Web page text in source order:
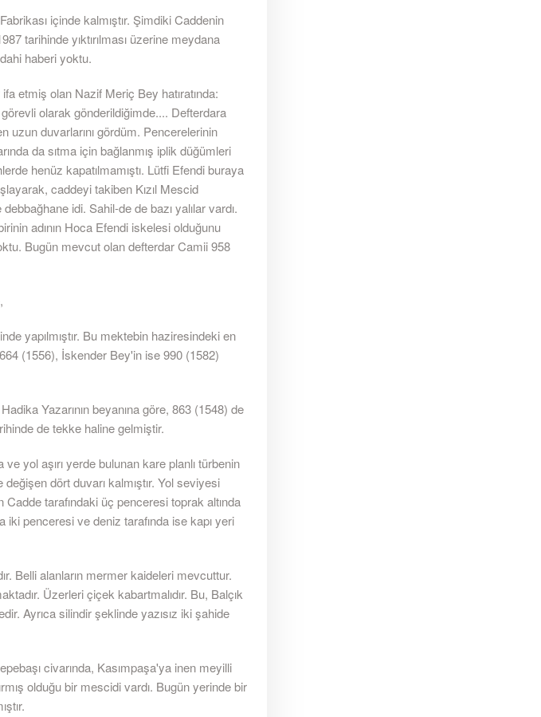
içinde kalmıştır. Şimdiki Caddenin
tarihinde yıktırılması üzerine meydana
haberi yoktu.
etmiş olan Nazif Meriç Bey hatıratında:
olarak gönderildiğimde.... Defterdara
duvarlarını gördüm. Pencerelerinin
da sıtma için bağlanmış iplik düğümleri
henüz kapatılmamıştı. Lütfi Efendi buraya
caddeyi takiben Kızıl Mescid
idi. Sahil-de de bazı yalılar vardı.
adının Hoca Efendi iskelesi olduğunu
Bugün mevcut olan defterdar Camii 958
yapılmıştır. Bu mektebin haziresindeki en
(1556), İskender Bey'in ise 990 (1582)
Yazarının beyanına göre, 863 (1548) de
de tekke haline gelmiştir.
yol aşırı yerde bulunan kare planlı türbenin
dört duvarı kalmıştır. Yol seviyesi
tarafındaki üç penceresi toprak altında
iki penceresi ve deniz tarafında ise kapı yeri
Belli alanların mermer kaideleri mevcuttur.
Üzerleri çiçek kabartmalıdır. Bu, Balçık
Ayrıca silindir şeklinde yazısız iki şahide
civarında, Kasımpaşa'ya inen meyilli
olduğu bir mescidi vardı. Bugün yerinde bir